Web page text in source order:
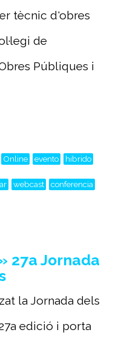
tècnic d'obres
de
Públiques i
Online evento hibrido
webcast conferencia
27a Jornada
la Jornada dels
edició i porta